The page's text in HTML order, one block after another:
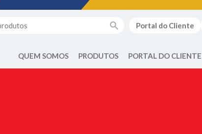
Portal do Cliente
QUEM SOMOS PRODUTOS PORTAL DO CLIENTE